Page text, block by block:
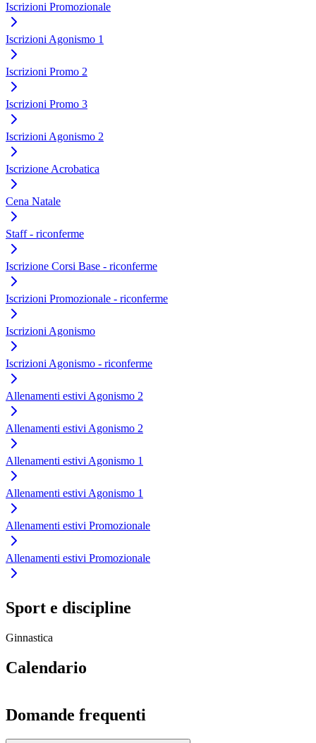
Iscrizioni Promozionale
Iscrizioni Agonismo 1
Iscrizioni Promo 2
Iscrizioni Promo 3
Iscrizioni Agonismo 2
Iscrizione Acrobatica
Cena Natale
Staff - riconferme
Iscrizione Corsi Base - riconferme
Iscrizioni Promozionale - riconferme
Iscrizioni Agonismo
Iscrizioni Agonismo - riconferme
Allenamenti estivi Agonismo 2
Allenamenti estivi Agonismo 2
Allenamenti estivi Agonismo 1
Allenamenti estivi Agonismo 1
Allenamenti estivi Promozionale
Allenamenti estivi Promozionale
Sport e discipline
Ginnastica
Calendario
Domande frequenti